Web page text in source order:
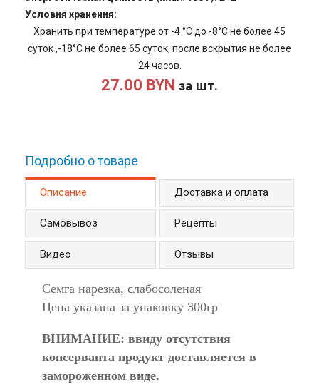
Условия хранения:
Хранить при температуре от -4 °С до -8°С не более 45
суток ,-18°С не более 65 суток, после вскрытия не более
24 часов.
27.00 BYN за шт.
Подробно о товаре
Описание (активная вкладка)Доставка и оплата
Самовывоз Рецепты
Видео Отзывы
Семга нарезка, слабосоленая
Цена указана за упаковку 300гр
ВНИМАНИЕ: ввиду отсутствия
консерванта продукт доставляется в
замороженном виде.